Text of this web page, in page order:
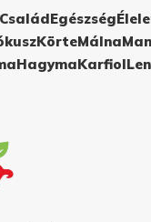
CsaládEgészség
KörteMálna
HagymaKarfiol